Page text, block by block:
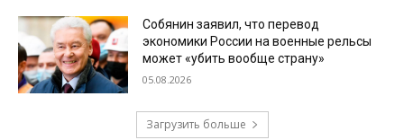
Собянин заявил, что перевод
экономики России на военные рельсы
может «убить вообще страну»
05.08.2026
Загрузить больше